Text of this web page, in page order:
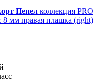
Пепел коллекция PRO
8 мм правая плашка (right)